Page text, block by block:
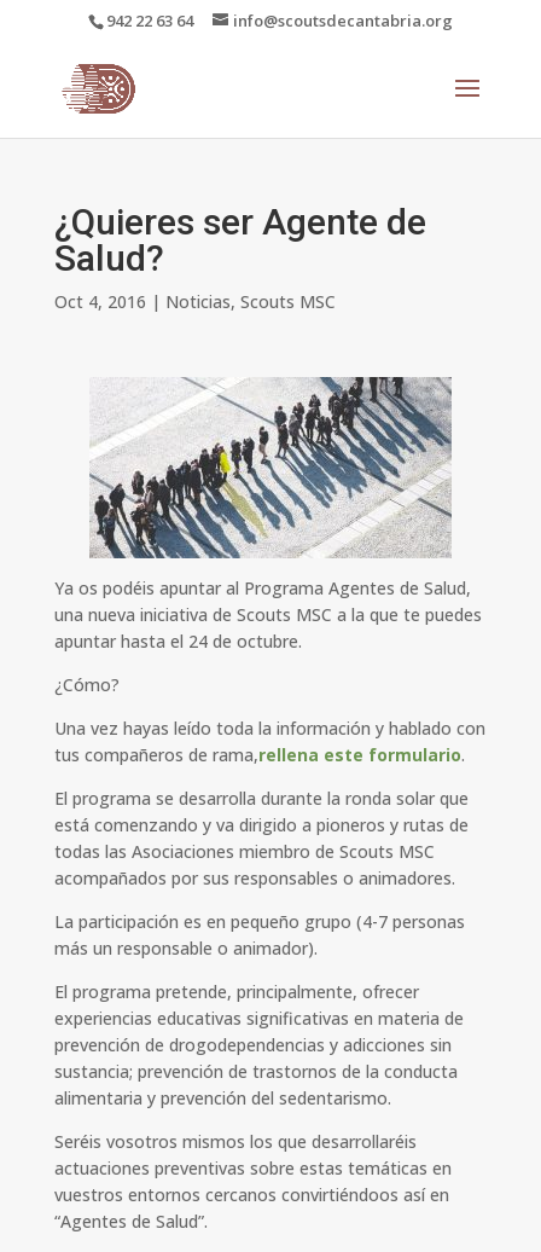
942 22 63 64 info@scoutsdecantabria.org
¿Quieres ser Agente de
Salud?
Oct 4, 2016 | Noticias, Scouts MSC
Ya os podéis apuntar al Programa Agentes de Salud,
una nueva iniciativa de Scouts MSC a la que te puedes
apuntar hasta el 24 de octubre.
¿Cómo?
Una vez hayas leído toda la información y hablado con
tus compañeros de rama,rellena este formulario.
El programa se desarrolla durante la ronda solar que
está comenzando y va dirigido a pioneros y rutas de
todas las Asociaciones miembro de Scouts MSC
acompañados por sus responsables o animadores.
La participación es en pequeño grupo (4-7 personas
más un responsable o animador).
El programa pretende, principalmente, ofrecer
experiencias educativas significativas en materia de
prevención de drogodependencias y adicciones sin
sustancia; prevención de trastornos de la conducta
alimentaria y prevención del sedentarismo.
Seréis vosotros mismos los que desarrollaréis
actuaciones preventivas sobre estas temáticas en
vuestros entornos cercanos convirtiéndoos así en
“Agentes de Salud”.